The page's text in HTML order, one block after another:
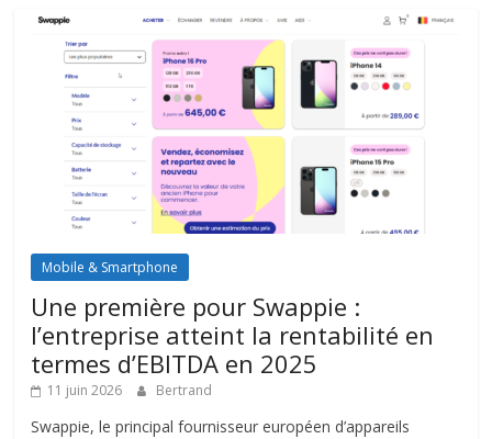
Mobile & Smartphone
Une première pour Swappie :
l’entreprise atteint la rentabilité en
termes d’EBITDA en 2025
11 juin 2026 Bertrand
Swappie, le principal fournisseur européen d’appareils